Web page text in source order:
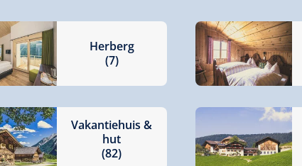
Herberg
(7)
Vakantiehuis &
hut
(82)